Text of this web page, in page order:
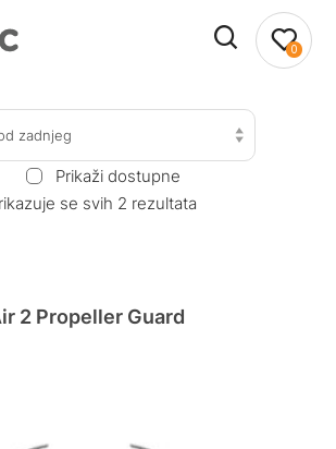
0
zadnjeg
Prikaži dostupne
se svih 2 rezultata
2 Propeller Guard